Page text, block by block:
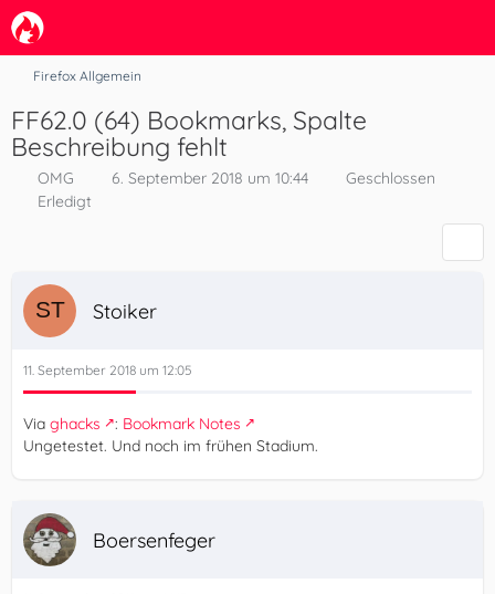
Firefox Allgemein
FF62.0 (64) Bookmarks, Spalte
Beschreibung fehlt
OMG 6. September 2018 um 10:44
Geschlossen
Erledigt
Stoiker
11. September 2018 um 12:05
Via ghacks : Bookmark Notes
Ungetestet. Und noch im frühen Stadium.
Boersenfeger